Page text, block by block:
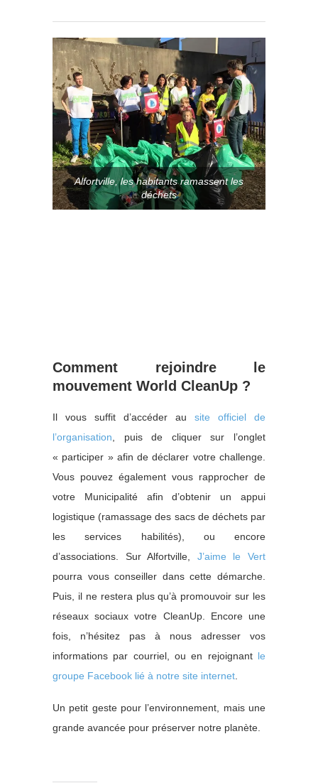
Alfortville, les habitants ramassent les
déchets
Comment rejoindre le
mouvement World CleanUp ?
Il vous suffit d’accéder au site officiel de
l’organisation , puis de cliquer sur l’onglet
« participer » afin de déclarer votre challenge.
Vous pouvez également vous rapprocher de
votre Municipalité afin d’obtenir un appui
logistique (ramassage des sacs de déchets par
les services habilités), ou encore
d’associations. Sur Alfortville, J’aime le Vert
pourra vous conseiller dans cette démarche.
Puis, il ne restera plus qu’à promouvoir sur les
réseaux sociaux votre CleanUp. Encore une
fois, n’hésitez pas à nous adresser vos
informations par courriel, ou en rejoignant le
groupe Facebook lié à notre site internet
Un petit geste pour l’environnement, mais une
grande avancée pour préserver notre planète.